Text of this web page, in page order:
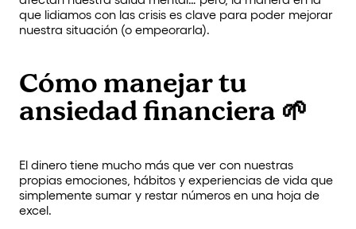
que lidiamos con las crisis es clave para poder mejorar
nuestra situación (o empeorarla).
Cómo manejar tu
ansiedad financiera 🌱
El dinero tiene mucho más que ver con nuestras
propias emociones, hábitos y experiencias de vida que
simplemente sumar y restar números en una hoja de
excel.